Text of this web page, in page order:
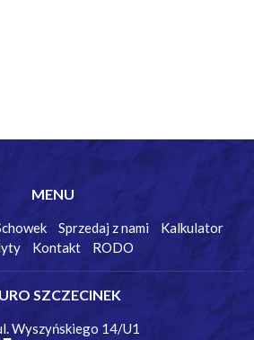
MENU
Sprzedaj z nami
Kalkulator
Kontakt RODO
SZCZECINEK
Wyszyńskiego 14/U1